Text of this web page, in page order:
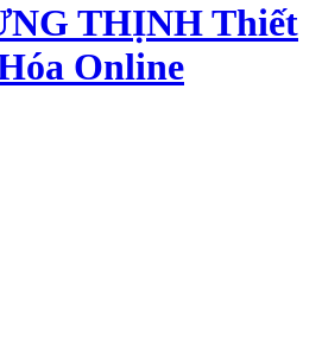
THỊNHThiết
Online